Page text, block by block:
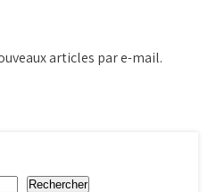
articles par e-mail.
Rechercher